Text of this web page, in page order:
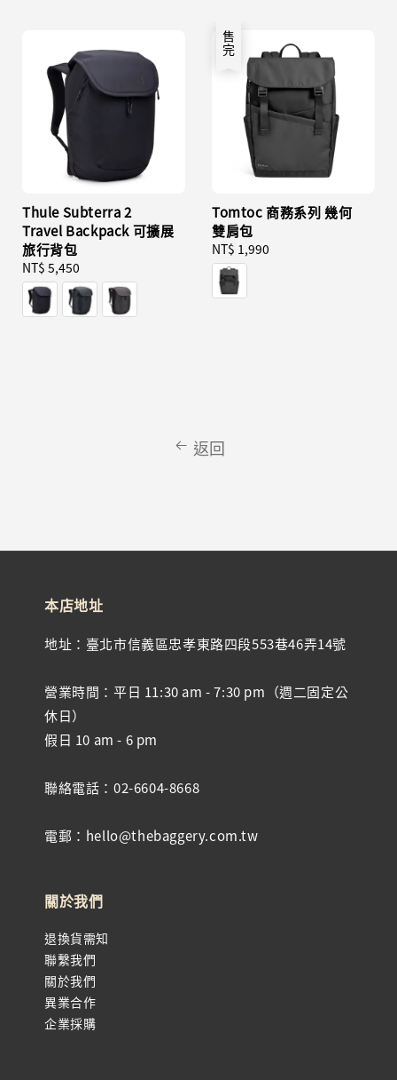
Thule Subterra 2
Travel Backpack 可擴展
旅行背包
Regular
price
NT$ 5,450
售完
Tomtoc 商務系列 幾何
雙肩包
Regular
price
NT$ 1,990
返回
本店地址
地址：臺北市信義區忠孝東路四段553巷46弄14號
營業時間：平日 11:30 am - 7:30 pm（週二固定公
休日）
假日 10 am - 6 pm
聯絡電話：02-6604-8668
電郵：hello@thebaggery.com.tw
關於我們
退換貨需知
聯繫我們
關於我們
異業合作
企業採購